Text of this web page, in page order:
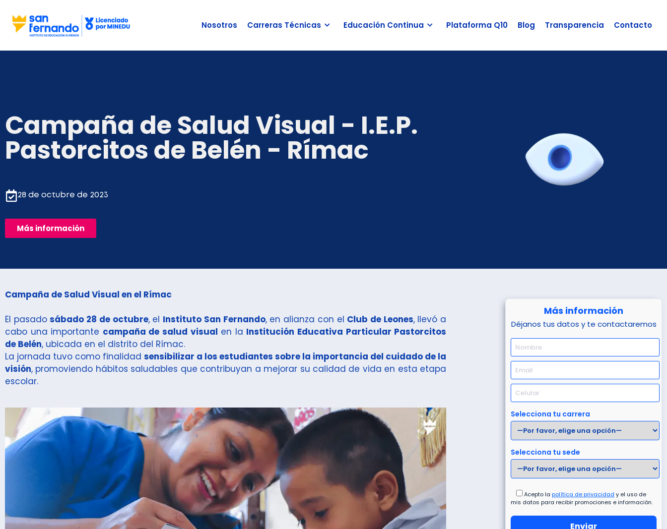
Nosotros Carreras Técnicas Educación Continua Plataforma Q10 Blog Transparencia Contacto
Campaña de Salud Visual - I.E.P.
Pastorcitos de Belén - Rímac
28 de octubre de 2023
Más información
Campaña de Salud Visual en el Rímac
El pasadosábado 28 de octubre, el Instituto San Fernando, en alianza con el Club de Leones, llevó a
cabo una importante campaña de salud visual en la Institución Educativa Particular Pastorcitos
de Belén, ubicada en el distrito del Rímac.
La jornada tuvo como finalidadsensibilizar a los estudiantes sobre la importancia del cuidado de la
visión, promoviendo hábitos saludables que contribuyan a mejorar su calidad de vida en esta etapa
escolar.
Más información
Déjanos tus datos y te contactaremos
Selecciona tu carrera
Selecciona tu sede
Acepto la política de privacidad y el uso de
mis datos para recibir promociones e información.